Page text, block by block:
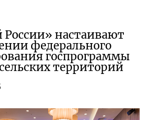
настаивают
федерального
госпрограммы
территорий